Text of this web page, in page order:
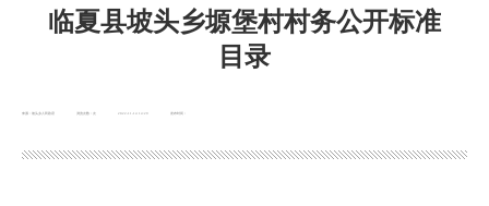
临夏县坡头乡塬堡村村务公开标准
目录
来源：坡头乡人民政府 浏览次数： 发布时间：
2022-11-14 14:29